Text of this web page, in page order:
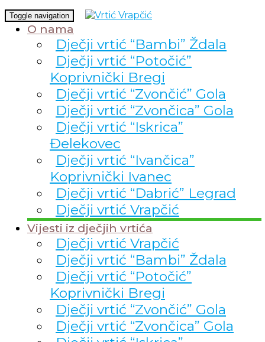
Toggle navigation
O nama
Dječji vrtić “Bambi” Ždala
Dječji vrtić “Potočić”
Koprivnički Bregi
Dječji vrtić “Zvončić” Gola
Dječji vrtić “Zvončica” Gola
Dječji vrtić “Iskrica”
Đelekovec
Dječji vrtić “Ivančica”
Koprivnički Ivanec
Dječji vrtić “Dabrić” Legrad
Dječji vrtić Vrapčić
Vijesti iz dječjih vrtića
Dječji vrtić Vrapčić
Dječji vrtić “Bambi” Ždala
Dječji vrtić “Potočić”
Koprivnički Bregi
Dječji vrtić “Zvončić” Gola
Dječji vrtić “Zvončica” Gola